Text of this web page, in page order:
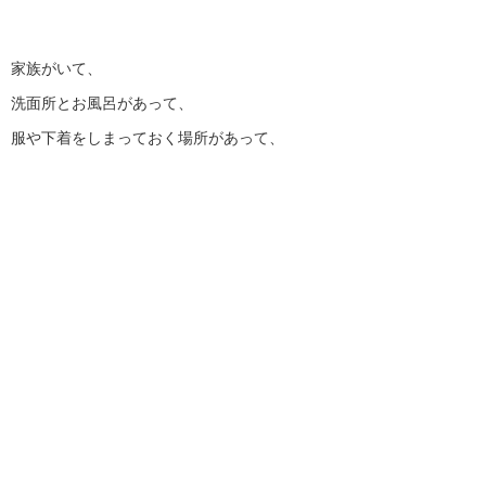
家族がいて、
洗面所とお風呂があって、
服や下着をしまっておく場所があって、